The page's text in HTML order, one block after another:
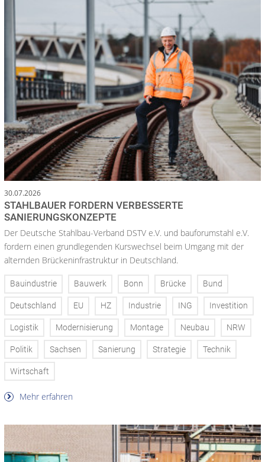
30.07.2026
STAHLBAUER FORDERN VERBESSERTE
SANIERUNGSKONZEPTE
Der Deutsche Stahlbau-Verband DSTV e.V. und bauforumstahl e.V.
fordern einen grundlegenden Kurswechsel beim Umgang mit der
alternden Brückeninfrastruktur in Deutschland.
Bauindustrie Bauwerk Bonn Brücke Bund
Deutschland EU HZ Industrie ING Investition
Logistik Modernisierung Montage Neubau NRW
Politik Sachsen Sanierung Strategie Technik
Wirtschaft
Mehr erfahren